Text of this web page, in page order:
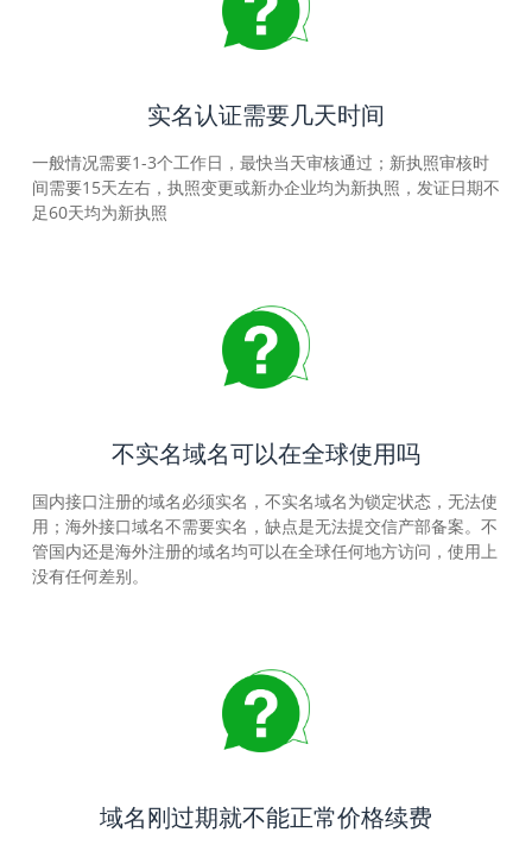
实名认证需要几天时间
一般情况需要1-3个工作日，最快当天审核通过；新执照审核时
间需要15天左右，执照变更或新办企业均为新执照，发证日期不
足60天均为新执照
不实名域名可以在全球使用吗
国内接口注册的域名必须实名，不实名域名为锁定状态，无法使
用；海外接口域名不需要实名，缺点是无法提交信产部备案。不
管国内还是海外注册的域名均可以在全球任何地方访问，使用上
没有任何差别。
域名刚过期就不能正常价格续费